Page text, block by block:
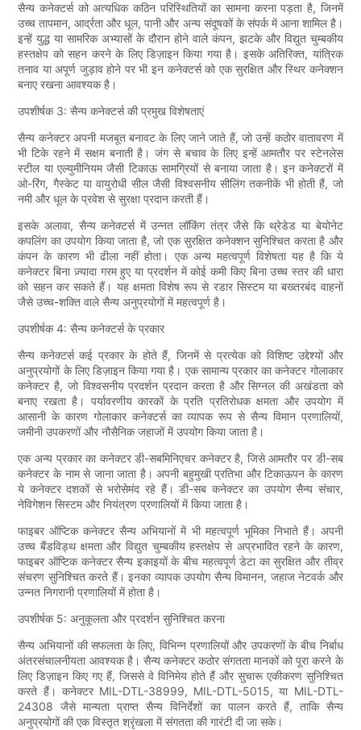
सैन्य कनेक्टर्स को अत्यधिक कठिन परिस्थितियों का सामना करना पड़ता है, जिनमें
उच्च तापमान, आर्द्रता और धूल, पानी और अन्य संदूषकों के संपर्क में आना शामिल है।
इन्हें युद्ध या सामरिक अभ्यासों के दौरान होने वाले कंपन, झटके और विद्युत चुम्बकीय
हस्तक्षेप को सहन करने के लिए डिज़ाइन किया गया है। इसके अतिरिक्त, यांत्रिक
तनाव या अपूर्ण जुड़ाव होने पर भी इन कनेक्टर्स को एक सुरक्षित और स्थिर कनेक्शन
बनाए रखना आवश्यक है।
उपशीर्षक 3: सैन्य कनेक्टर्स की प्रमुख विशेषताएं
सैन्य कनेक्टर अपनी मजबूत बनावट के लिए जाने जाते हैं, जो उन्हें कठोर वातावरण में
भी टिके रहने में सक्षम बनाती है। जंग से बचाव के लिए इन्हें आमतौर पर स्टेनलेस
स्टील या एल्युमीनियम जैसी टिकाऊ सामग्रियों से बनाया जाता है। इन कनेक्टरों में
ओ-रिंग, गैस्केट या वायुरोधी सील जैसी विश्वसनीय सीलिंग तकनीकें भी होती हैं, जो
नमी और धूल के प्रवेश से सुरक्षा प्रदान करती हैं।
इसके अलावा, सैन्य कनेक्टर्स में उन्नत लॉकिंग तंत्र जैसे कि थ्रेडेड या बेयोनेट
कपलिंग का उपयोग किया जाता है, जो एक सुरक्षित कनेक्शन सुनिश्चित करता है और
कंपन के कारण भी ढीला नहीं होता। एक अन्य महत्वपूर्ण विशेषता यह है कि ये
कनेक्टर बिना ज़्यादा गरम हुए या प्रदर्शन में कोई कमी किए बिना उच्च स्तर की धारा
को सहन कर सकते हैं। यह क्षमता विशेष रूप से रडार सिस्टम या बख्तरबंद वाहनों
जैसे उच्च-शक्ति वाले सैन्य अनुप्रयोगों में महत्वपूर्ण है।
उपशीर्षक 4: सैन्य कनेक्टर्स के प्रकार
सैन्य कनेक्टर्स कई प्रकार के होते हैं, जिनमें से प्रत्येक को विशिष्ट उद्देश्यों और
अनुप्रयोगों के लिए डिज़ाइन किया गया है। एक सामान्य प्रकार का कनेक्टर गोलाकार
कनेक्टर है, जो विश्वसनीय प्रदर्शन प्रदान करता है और सिग्नल की अखंडता को
बनाए रखता है। पर्यावरणीय कारकों के प्रति प्रतिरोधक क्षमता और उपयोग में
आसानी के कारण गोलाकार कनेक्टर्स का व्यापक रूप से सैन्य विमान प्रणालियों,
जमीनी उपकरणों और नौसैनिक जहाजों में उपयोग किया जाता है।
एक अन्य प्रकार का कनेक्टर डी-सबमिनिएचर कनेक्टर है, जिसे आमतौर पर डी-सब
कनेक्टर के नाम से जाना जाता है। अपनी बहुमुखी प्रतिभा और टिकाऊपन के कारण
ये कनेक्टर दशकों से भरोसेमंद रहे हैं। डी-सब कनेक्टर का उपयोग सैन्य संचार,
नेविगेशन सिस्टम और नियंत्रण प्रणालियों में किया जाता है।
फाइबर ऑप्टिक कनेक्टर सैन्य अभियानों में भी महत्वपूर्ण भूमिका निभाते हैं। अपनी
उच्च बैंडविड्थ क्षमता और विद्युत चुम्बकीय हस्तक्षेप से अप्रभावित रहने के कारण,
फाइबर ऑप्टिक कनेक्टर सैन्य इकाइयों के बीच महत्वपूर्ण डेटा का सुरक्षित और तीव्र
संचरण सुनिश्चित करते हैं। इनका व्यापक उपयोग सैन्य विमानन, जहाज नेटवर्क और
उन्नत निगरानी प्रणालियों में होता है।
उपशीर्षक 5: अनुकूलता और प्रदर्शन सुनिश्चित करना
सैन्य अभियानों की सफलता के लिए, विभिन्न प्रणालियों और उपकरणों के बीच निर्बाध
अंतरसंचालनीयता आवश्यक है। सैन्य कनेक्टर कठोर संगतता मानकों को पूरा करने के
लिए डिज़ाइन किए गए हैं, जिससे वे विनिमेय होते हैं और सुचारू एकीकरण सुनिश्चित
करते हैं। कनेक्टर MIL-DTL-38999, MIL-DTL-5015, या MIL-DTL-
24308 जैसे मान्यता प्राप्त सैन्य विनिर्देशों का पालन करते हैं, ताकि सैन्य
अनुप्रयोगों की एक विस्तृत श्रृंखला में संगतता की गारंटी दी जा सके।